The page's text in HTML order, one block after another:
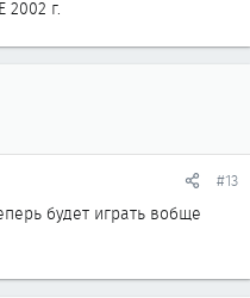
2002 г.
#13
будет играть вобще